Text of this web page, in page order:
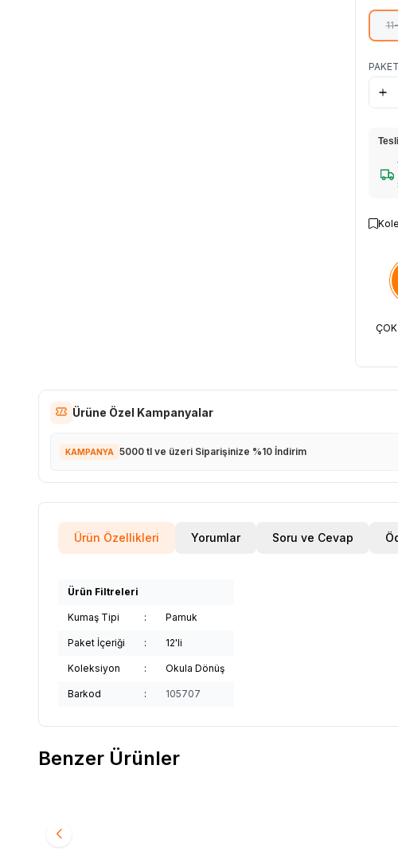
PAKET
Ürüne Özel Kampanyalar
KAMPANYA 5000 tl ve üzeri Siparişinize %10 İndirim
Ürün Özellikleri Yorumlar Soru ve Cevap
Ürün Filtreleri
Kumaş Tipi : Pamuk
Paket İçeriği : 12'li
Koleksiyon : Okula Dönüş
Barkod : 105707
Benzer Ürünler
196,90